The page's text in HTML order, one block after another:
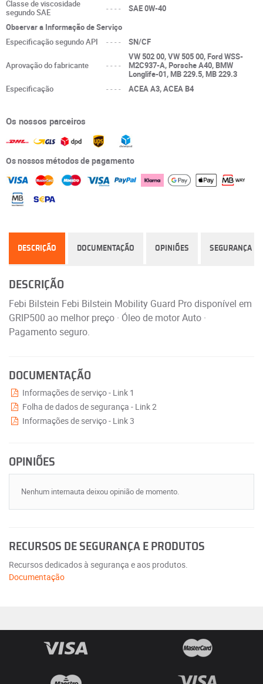
Classe de viscosidade
segundo SAE
----
SAE 0W-40
Observar a Informação de Serviço
Especificação segundo API
---- SN/CF
Aprovação do fabricante ----
VW 502 00, VW 505 00, Ford WSS-
M2C937-A, Porsche A40, BMW
Longlife-01, MB 229.5, MB 229.3
Especificação
---- ACEA A3, ACEA B4
Os nossos parceiros
Os nossos métodos de pagamento
DESCRIÇÃO DOCUMENTAÇÃO OPINIÕES SEGURANÇA
DESCRIÇÃO
Febi Bilstein Febi Bilstein Mobility Guard Pro disponível em
GRIP500 ao melhor preço · Óleo de motor Auto ·
Pagamento seguro.
DOCUMENTAÇÃO
Informações de serviço - Link 1
Folha de dados de segurança - Link 2
Informações de serviço - Link 3
OPINIÕES
Nenhum internauta deixou opinião de momento.
RECURSOS DE SEGURANÇA E PRODUTOS
Recursos dedicados à segurança e aos produtos.
Documentação